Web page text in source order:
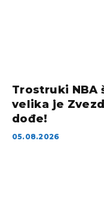
Trostruki NBA
velika je
dođe!
05.08.2026